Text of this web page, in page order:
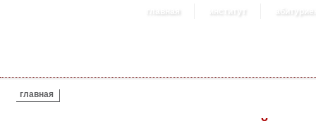
главная институт
ВЫ ЗДЕСЬ
главная